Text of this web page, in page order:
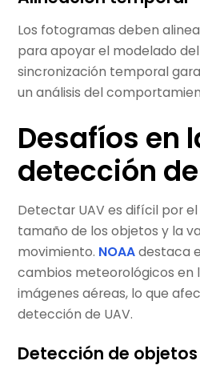
Los fotogramas deben
para apoyar el modelado
sincronización temporal
un análisis del
Desafíos en
detección
Detectar UAV es difícil por
tamaño de los objetos y la
movimiento. NOAAdestaca
cambios meteorológicos en
imágenes aéreas, lo que
detección de UAV.
Detección de